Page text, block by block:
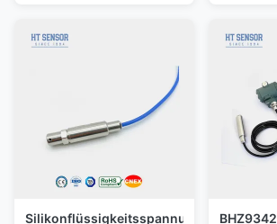
Silikonflüssigkeitsspannungssender